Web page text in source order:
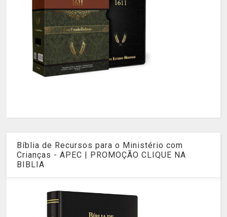
Bíblia de Recursos para o Ministério com
Crianças - APEC | PROMOÇÃO CLIQUE NA
BIBLIA